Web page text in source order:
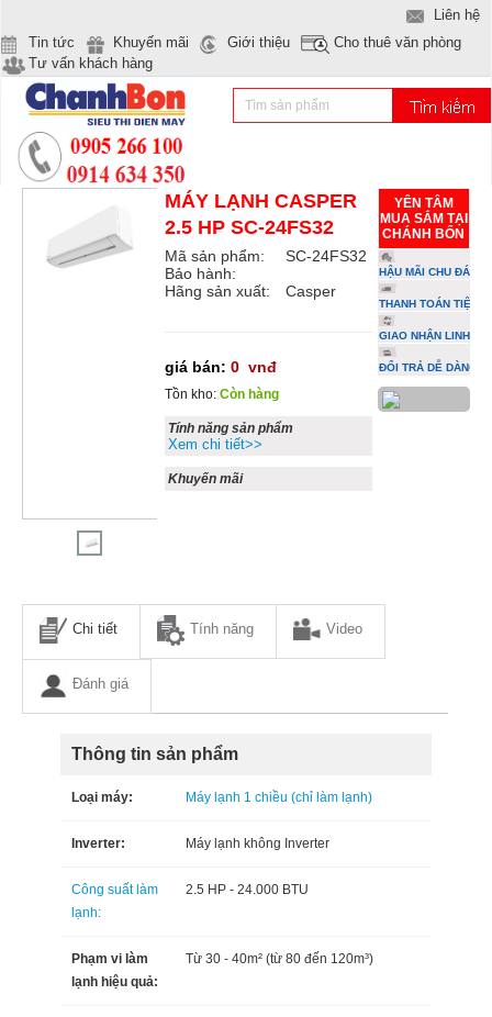
Liên hệ
Tin tức
Khuyến mãi Giới thiệu
Cho thuê văn phòng
Tư vấn khách hàng
MÁY LẠNH CASPER
2.5 HP SC-24FS32
Mã sản phẩm:
SC-24FS32
Bảo hành:
Hãng sản xuất:
Casper
giá bán: 0 vnđ
Tồn kho: Còn hàng
Tính năng sản phẩm
Xem chi tiết>>
Khuyến mãi
YÊN TÂM
MUA SẮM TẠI
CHÁNH BỔN
HẬU MÃI CHU ĐÁO
THANH TOÁN TIỆN
GIAO NHẬN LINH
ĐỔI TRẢ DỄ DÀNG
Chi tiết Tính năng Video
Đánh giá
Thông tin sản phẩm
Loại máy: Máy lạnh 1 chiều (chỉ làm lạnh)
Inverter: Máy lạnh không Inverter
Công suất làm
lạnh:
2.5 HP - 24.000 BTU
Phạm vi làm
lạnh hiệu quả:
Từ 30 - 40m² (từ 80 đến 120m³)